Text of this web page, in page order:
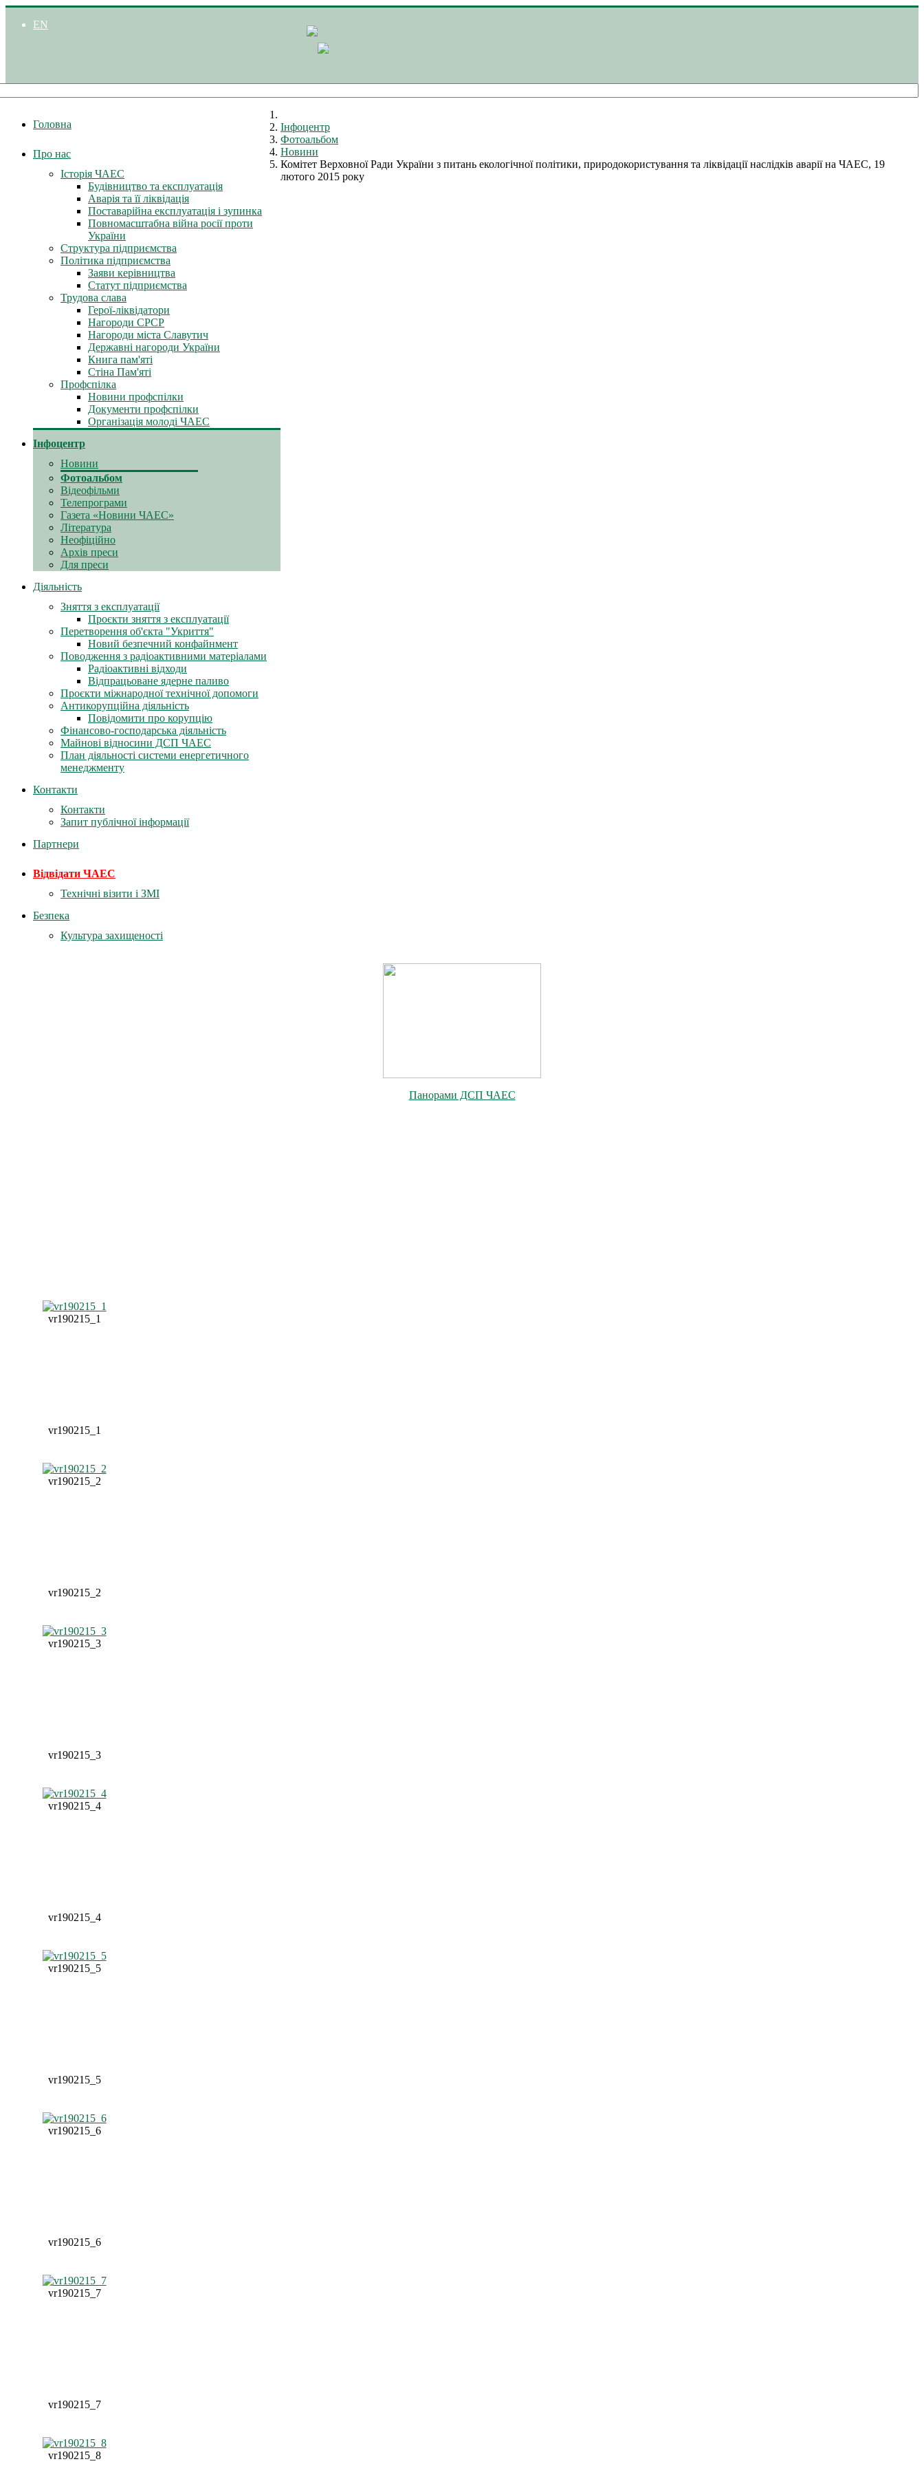
EN
Головна
Про нас
Історія ЧАЕС
Будівництво та експлуатація
Аварія та її ліквідація
Поставарійна експлуатація і зупинка
Повномасштабна війна росії проти
України
Структура підприємства
Політика підприємства
Заяви керівництва
Статут підприємства
Трудова слава
Герої-ліквідатори
Нагороди СРСР
Нагороди міста Славутич
Державні нагороди України
Книга пам'яті
Стіна Пам'яті
Профспілка
Новини профспілки
Документи профспілки
Організація молоді ЧАЕС
Інфоцентр
Новини
Фотоальбом
Відеофільми
Телепрограми
Газета «Новини ЧАЕС»
Література
Неофіційно
Архів преси
Для преси
Діяльність
Зняття з експлуатації
Проєкти зняття з експлуатації
Перетворення об'єкта "Укриття"
Новий безпечний конфайнмент
Поводження з радіоактивними матеріалами
Радіоактивні відходи
Відпрацьоване ядерне паливо
Проєкти міжнародної технічної допомоги
Антикорупційна діяльність
Повідомити про корупцію
Фінансово-господарська діяльність
Майнові відносини ДСП ЧАЕС
План діяльності системи енергетичного
менеджменту
Контакти
Контакти
Запит публічної інформації
Партнери
Відвідати ЧАЕС
Технічні візити і ЗМІ
Безпека
Культура захищеності
Інфоцентр
Фотоальбом
Новини
Комітет Верховної Ради України з питань екологічної політики, природокористування та ліквідації наслідків аварії на ЧАЕС, 19
лютого 2015 року
Панорами ДСП ЧАЕС
vr190215_1
vr190215_1
vr190215_2
vr190215_2
vr190215_3
vr190215_3
vr190215_4
vr190215_4
vr190215_5
vr190215_5
vr190215_6
vr190215_6
vr190215_7
vr190215_7
vr190215_8